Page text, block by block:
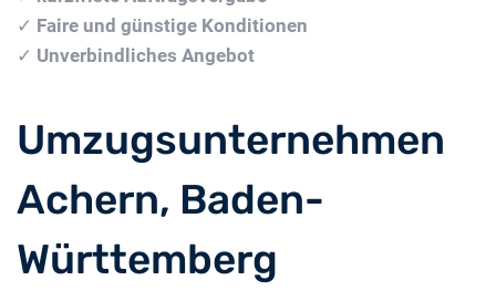
✓ Faire und günstige Konditionen
✓ Unverbindliches Angebot
Umzugsunternehmen
Achern, Baden-
Württemberg